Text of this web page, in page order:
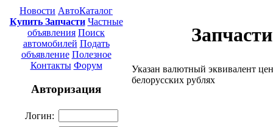
Новости АвтоКаталог
Купить Запчасти Частные
объявления Поиск
автомобилей Подать
объявление Полезное
Контакты Форум
Авторизация
Логин:
Указан валютный эквивалент
белорусских рублях